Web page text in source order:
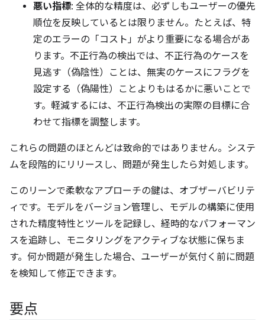
悪い指標: 全体的な精度は、必ずしもユーザーの優先
順位を反映しているとは限りません。たとえば、特
定のエラーの「コスト」がより重要になる場合があ
ります。不正行為の検出では、不正行為のケースを
見逃す（偽陰性）ことは、無実のケースにフラグを
設定する（偽陽性）ことよりもはるかに悪いことで
す。軽減するには、不正行為検出の実際の目標に合
わせて指標を調整します。
これらの問題のほとんどは致命的ではありません。システ
ムを段階的にリリースし、問題が発生したら対処します。
このリーンで柔軟なアプローチの鍵は、オブザーバビリテ
ィです。モデルをバージョン管理し、モデルの構築に使用
された精度特性とツールを記録し、経時的なパフォーマン
スを追跡し、モニタリングをアクティブな状態に保ちま
す。何か問題が発生した場合、ユーザーが気付く前に問題
を検知して修正できます。
要点